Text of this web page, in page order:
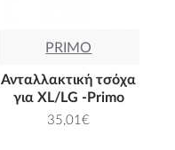
PRIMO
Ανταλλακτική τσόχα
για XL/LG -Primo
35,01€